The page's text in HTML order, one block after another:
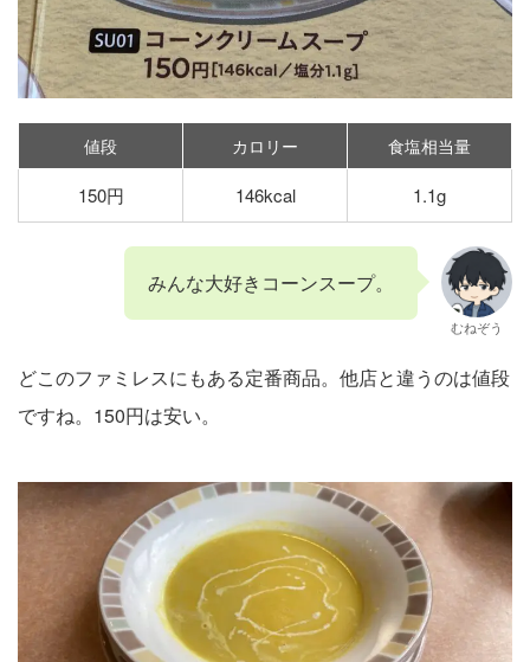
値段 カロリー
食塩相当量
150円
146kcal 1.1g
みんな大好きコーンスープ。
むねぞう
どこのファミレスにもある定番商品。他店と違うのは値段
ですね。150円は安い。